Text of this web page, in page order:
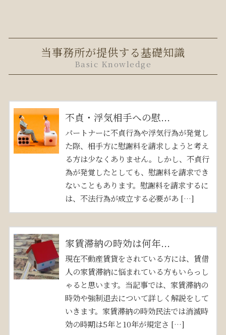
当事務所が提供する基礎知識
Basic Knowledge
不貞・浮気相手への慰...
パートナーに不貞行為や浮気行為が発覚し
た際、相手方に慰謝料を請求しようと考え
る方は少なくありません。しかし、不貞行
為が発覚したとしても、慰謝料を請求でき
ないこともあります。慰謝料を請求するに
は、不法行為が成立する必要があ […]
家賃滞納の時効は何年...
現在不動産賃貸をされている方には、賃借
人の家賃滞納に悩まれている方もいらっし
ゃると思います。当記事では、家賃滞納の
時効や強制退去について詳しく解説をして
いきます。家賃滞納の時効民法では消滅時
効の時期は5年と10年が規定さ […]